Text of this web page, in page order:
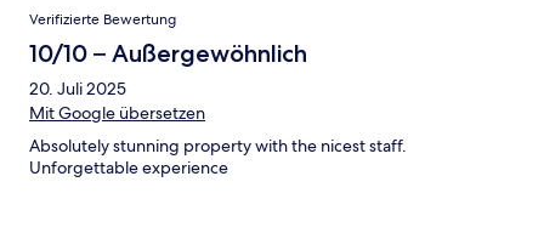
Verifizierte Bewertung
10/10 – Außergewöhnlich
20. Juli 2025
Mit Google übersetzen
Absolutely stunning property with the nicest staff.
Unforgettable experience